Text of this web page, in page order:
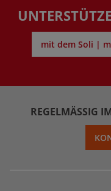
mit dem Soli |
REGELMÄSSIG